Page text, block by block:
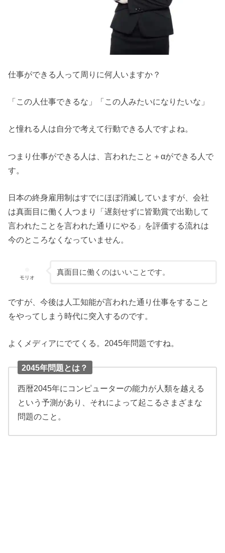
仕事ができる人って周りに何人いますか？
「この人仕事できるな」「この人みたいになりたいな」
と憧れる人は自分で考えて行動できる人ですよね。
つまり仕事ができる人は、言われたこと＋αができる人で
す。
日本の終身雇用制はすでにほぼ消滅していますが、会社
は真面目に働く人つまり「遅刻せずに皆勤賞で出勤して
言われたことを言われた通りにやる」を評価する流れは
今のところなくなっていません。
モリオ
真面目に働くのはいいことです。
ですが、今後は人工知能が言われた通り仕事をすること
をやってしまう時代に突入するのです。
よくメディアにでてくる。2045年問題ですね。
2045年問題とは？
西暦2045年にコンピューターの能力が人類を越える
という予測があり、それによって起こるさまざまな
問題のこと。